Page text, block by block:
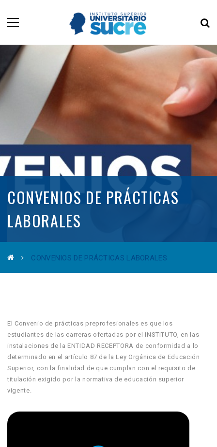
CONVENIOS DE PRÁCTICAS
LABORALES
CONVENIOS DE PRÁCTICAS LABORALES
El Convenio de prácticas preprofesionales es que los
estudiantes de las carreras ofertadas por el INSTITUTO, en las
instalaciones de la ENTIDAD RECEPTORA de conformidad a lo
determinado en el artículo 87 de la Ley Orgánica de Educación
Superior, con la finalidad de que cumplan con el requisito de
titulación exigido por la normativa de educación superior
vigente.